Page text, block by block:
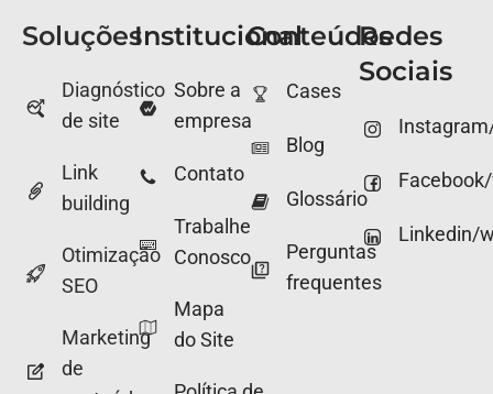
Soluções
Diagnóstico
de site
Link
building
Otimização
SEO
Marketing
de
Institucional
Sobre a
empresa
Contato
Trabalhe
Conosco
Mapa
do Site
Conteúdos
Cases
Blog
Glossário
Perguntas
frequentes
Redes
Sociais
Linkedin/